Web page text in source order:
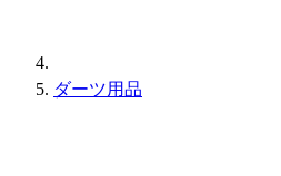
ダーツ用品